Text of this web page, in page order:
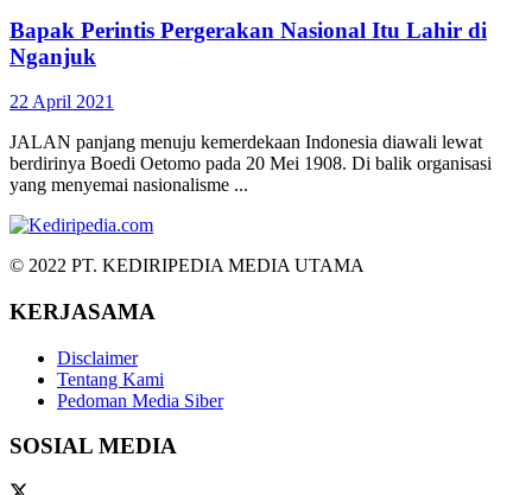
Bapak Perintis Pergerakan Nasional Itu Lahir di
Nganjuk
22 April 2021
JALAN panjang menuju kemerdekaan Indonesia diawali lewat
berdirinya Boedi Oetomo pada 20 Mei 1908. Di balik organisasi
yang menyemai nasionalisme ...
© 2022 PT. KEDIRIPEDIA MEDIA UTAMA
KERJASAMA
Disclaimer
Tentang Kami
Pedoman Media Siber
SOSIAL MEDIA